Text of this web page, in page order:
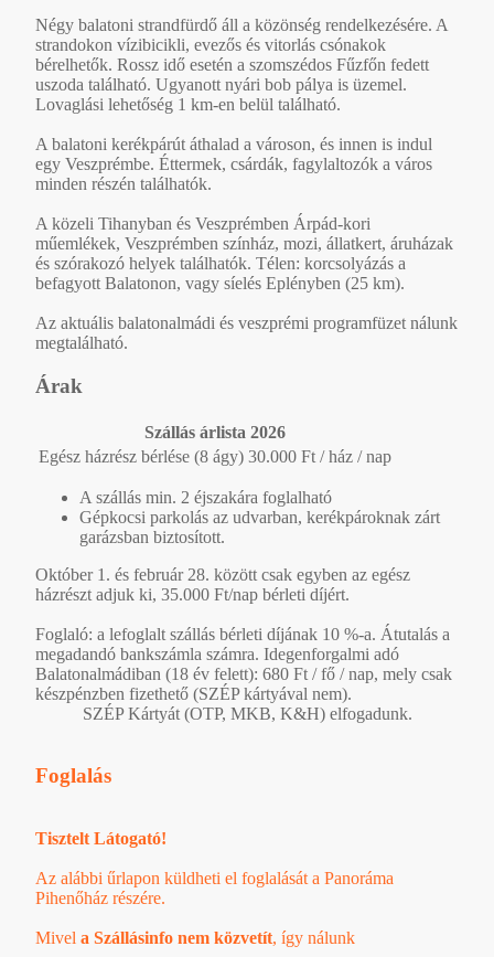
Négy balatoni strandfürdő áll a közönség rendelkezésére. A
strandokon vízibicikli, evezős és vitorlás csónakok
bérelhetők. Rossz idő esetén a szomszédos Fűzfőn fedett
uszoda található. Ugyanott nyári bob pálya is üzemel.
Lovaglási lehetőség 1 km-en belül található.
A balatoni kerékpárút áthalad a városon, és innen is indul
egy Veszprémbe. Éttermek, csárdák, fagylaltozók a város
minden részén találhatók.
A közeli Tihanyban és Veszprémben Árpád-kori
műemlékek, Veszprémben színház, mozi, állatkert, áruházak
és szórakozó helyek találhatók. Télen: korcsolyázás a
befagyott Balatonon, vagy síelés Eplényben (25 km).
Az aktuális balatonalmádi és veszprémi programfüzet nálunk
megtalálható.
Árak
Szállás árlista 2026
Egész házrész bérlése (8 ágy) 30.000 Ft / ház / nap
A szállás min. 2 éjszakára foglalható
Gépkocsi parkolás az udvarban, kerékpároknak zárt
garázsban biztosított.
Október 1. és február 28. között csak egyben az egész
házrészt adjuk ki, 35.000 Ft/nap bérleti díjért.
Foglaló: a lefoglalt szállás bérleti díjának 10 %-a. Átutalás a
megadandó bankszámla számra. Idegenforgalmi adó
Balatonalmádiban (18 év felett): 680 Ft / fő / nap, mely csak
készpénzben fizethető (SZÉP kártyával nem).
SZÉP Kártyát (OTP, MKB, K&H) elfogadunk.
Foglalás
Tisztelt Látogató!
Az alábbi űrlapon küldheti el foglalását a Panoráma
Pihenőház részére.
Mivel a Szállásinfo nem közvetít, így nálunk